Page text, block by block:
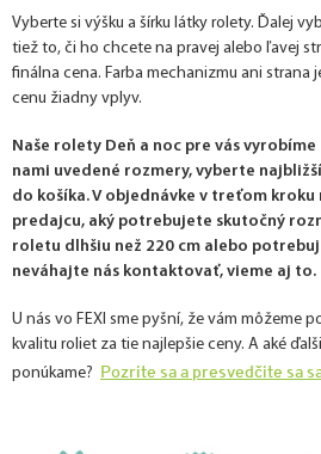
Vyberte si výšku a šírku látky rolety. Ďalej
tiež to, či ho chcete na pravej alebo ľavej
finálna cena. Farba mechanizmu ani strana
cenu žiadny vplyv.
Naše rolety Deň a noc pre vás vyrobíme
nami uvedené rozmery, vyberte
do košíka. V objednávke v treťom
predajcu, aký potrebujete skutočný
roletu dlhšiu než 220 cm alebo
neváhajte nás kontaktovať, vieme aj to.
U nás vo FEXI sme pyšní, že vám môžeme
kvalitu roliet za tie najlepšie ceny. A aké
ponúkame? Pozrite sa a presvedčite sa